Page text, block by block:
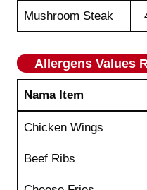
Mushroom Steak
Allergens Values
Nama Item
Chicken Wings
Beef Ribs